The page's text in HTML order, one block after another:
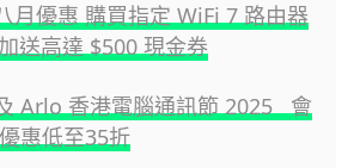
月優惠 購買指定 WiFi 7 路由器
送高達 $500 現金券
Arlo 香港電腦通訊節 2025 會
惠低至35折